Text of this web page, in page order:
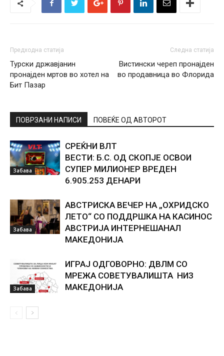
Предходна статија
Турски државјанин
пронајден мртов во хотел на
Бит Пазар
Следна статија
Вистински череп пронајден
во продавница во Флорида
ПОВРЗАНИ НАПИСИ ПОВЕЌЕ ОД АВТОРОТ
Забава
СРЕЌНИ ВЛТ
ВЕСТИ: Б.С. ОД СКОПЈЕ ОСВОИ
СУПЕР МИЛИОНЕР ВРЕДЕН
6.905.253 ДЕНАРИ
Забава
АВСТРИСКА ВЕЧЕР НА „ОХРИДСКО
ЛЕТО“ СО ПОДДРШКА НА КАСИНОС
АВСТРИЈА ИНТЕРНЕШАНАЛ
МАКЕДОНИЈА
Забава
ИГРАЈ ОДГОВОРНО: ДВЛМ СО
МРЕЖА СОВЕТУВАЛИШТА НИЗ
МАКЕДОНИЈА